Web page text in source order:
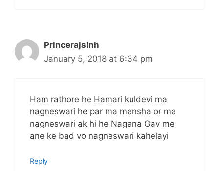
Princerajsinh
January 5, 2018 at 6:34 pm
Ham rathore he Hamari kuldevi ma
nagneswari he par ma mansha or ma
nagneswari ak hi he Nagana Gav me
ane ke bad vo nagneswari kahelayi
Reply